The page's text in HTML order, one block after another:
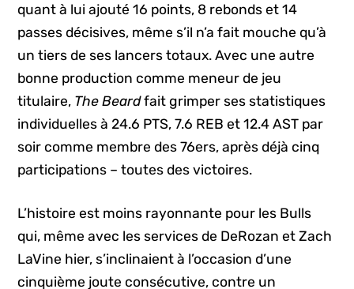
quant à lui ajouté 16 points, 8 rebonds et 14
passes décisives, même s’il n’a fait mouche qu’à
un tiers de ses lancers totaux. Avec une autre
bonne production comme meneur de jeu
titulaire, The Beardfait grimper ses statistiques
individuelles à 24.6 PTS, 7.6 REB et 12.4 AST par
soir comme membre des 76ers, après déjà cinq
participations – toutes des victoires.
L’histoire est moins rayonnante pour les Bulls
qui, même avec les services de DeRozan et Zach
LaVine hier, s’inclinaient à l’occasion d’une
cinquième joute consécutive, contre un